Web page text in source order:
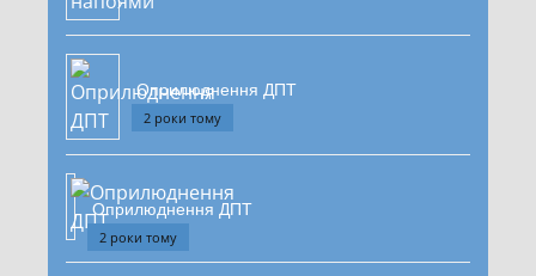
Оприлюднення ДПТ
2 роки тому
Оприлюднення ДПТ
2 роки тому